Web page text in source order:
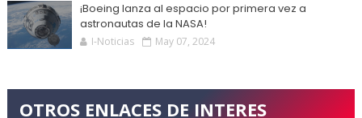
¡Boeing lanza al espacio por primera vez a
astronautas de la NASA!
I-Noticias May 07, 2024